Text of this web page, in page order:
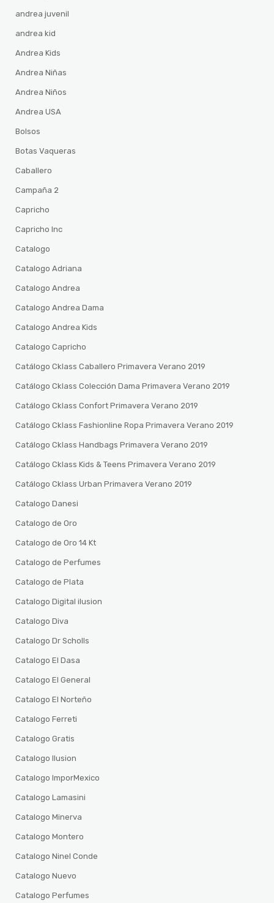
andrea juvenil
andrea kid
Andrea Kids
Andrea Niñas
Andrea Niños
Andrea USA
Bolsos
Botas Vaqueras
Caballero
Campaña 2
Capricho
Capricho Inc
Catalogo
Catalogo Adriana
Catalogo Andrea
Catalogo Andrea Dama
Catalogo Andrea Kids
Catalogo Capricho
Catálogo Cklass Caballero Primavera Verano 2019
Catálogo Cklass Colección Dama Primavera Verano 2019
Catálogo Cklass Confort Primavera Verano 2019
Catálogo Cklass Fashionline Ropa Primavera Verano 2019
Catálogo Cklass Handbags Primavera Verano 2019
Catálogo Cklass Kids & Teens Primavera Verano 2019
Catálogo Cklass Urban Primavera Verano 2019
Catalogo Danesi
Catalogo de Oro
Catalogo de Oro 14 Kt
Catalogo de Perfumes
Catalogo de Plata
Catalogo Digital ilusion
Catalogo Diva
Catalogo Dr Scholls
Catalogo El Dasa
Catalogo El General
Catalogo El Norteño
Catalogo Ferreti
Catalogo Gratis
Catalogo Ilusion
Catalogo ImporMexico
Catalogo Lamasini
Catalogo Minerva
Catalogo Montero
Catalogo Ninel Conde
Catalogo Nuevo
Catalogo Perfumes